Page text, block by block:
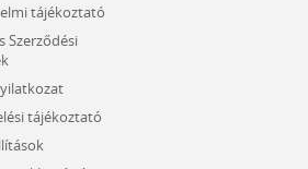
tájékoztató
Szerződési
tájékoztató